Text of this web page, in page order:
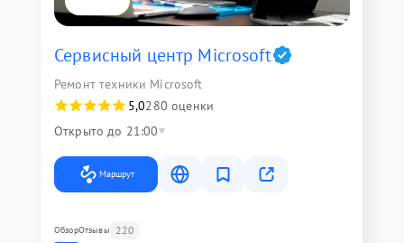
Сервисный центр Microsoft
Ремонт техники Microsoft
5,0280 оценки
Открыто до 21:00
Маршрут
ОбзорОтзывы 220